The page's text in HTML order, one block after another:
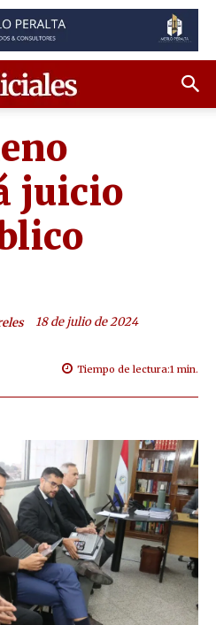
juicio
18 de julio de 2024
Tiempo de lectura:1 min.